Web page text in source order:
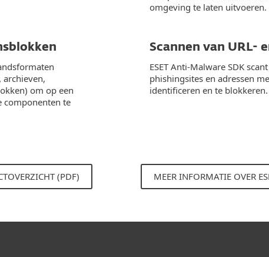
omgeving te laten uitvoeren.
om op een
componenten te
Scannen van URL-
ESET Anti-Malware SDK
phishingsites en adressen
identificeren en te blokkeren.
(PDF) MEER INFORMATIE OVER